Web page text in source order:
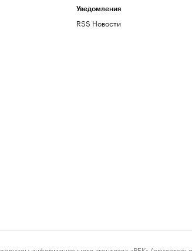
Уведомления
RSS Новости